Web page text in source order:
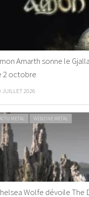
Amarth sonne le
2 octobre
JUILLET 2026
METAL WEBZINE METAL
Wolfe dévoile The